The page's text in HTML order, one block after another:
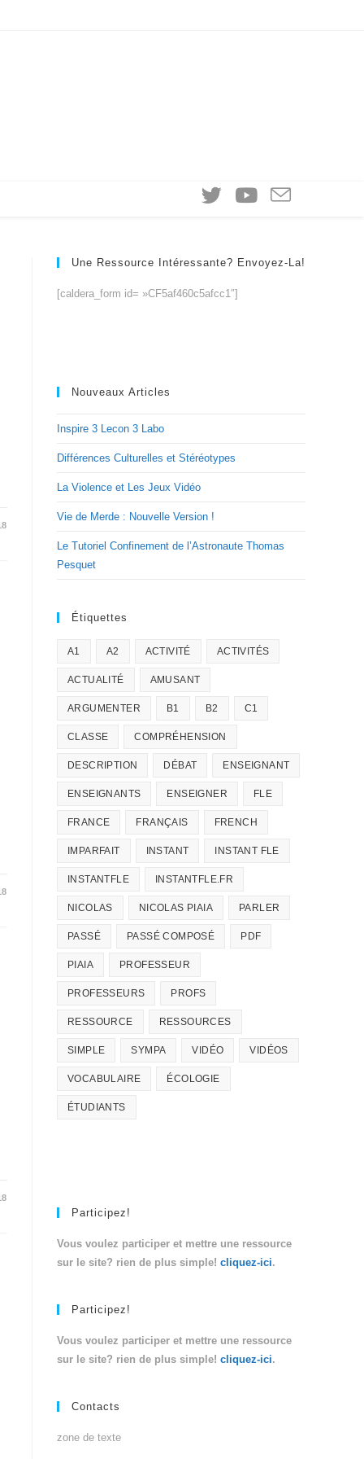
Une Ressource Intéressante? Envoyez-La!
[caldera_form id= »CF5af460c5afcc1″]
Nouveaux Articles
Inspire 3 Lecon 3 Labo
Différences Culturelles et Stéréotypes
La Violence et Les Jeux Vidéo
Vie de Merde : Nouvelle Version !
Le Tutoriel Confinement de l’Astronaute Thomas
Pesquet
Étiquettes
A1 A2 ACTIVITÉ ACTIVITÉS
ACTUALITÉ AMUSANT
ARGUMENTER B1 B2 C1
CLASSE COMPRÉHENSION
DESCRIPTION DÉBAT ENSEIGNANT
ENSEIGNANTS ENSEIGNER FLE
FRANCE FRANÇAIS FRENCH
IMPARFAIT INSTANT INSTANT FLE
INSTANTFLE INSTANTFLE.FR
NICOLAS NICOLAS PIAIA PARLER
PASSÉ PASSÉ COMPOSÉ PDF
PIAIA PROFESSEUR
PROFESSEURS PROFS
RESSOURCE RESSOURCES
SIMPLE SYMPA VIDÉO VIDÉOS
VOCABULAIRE ÉCOLOGIE
ÉTUDIANTS
Participez!
Vous voulez participer et mettre une ressource
sur le site? rien de plus simple! cliquez-ici.
Participez!
Vous voulez participer et mettre une ressource
sur le site? rien de plus simple! cliquez-ici.
Contacts
zone de texte